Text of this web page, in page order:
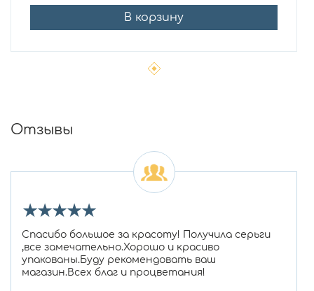
В корзину
Отзывы
★★★★★
Спасибо большое за красоту! Получила серьги
,все замечательно.Хорошо и красиво
упакованы.Буду рекомендовать ваш
магазин.Всех благ и процветания!